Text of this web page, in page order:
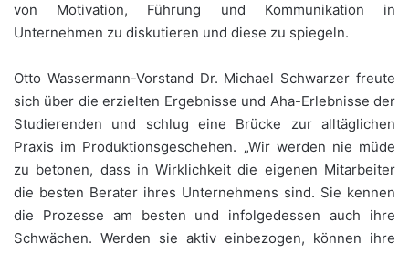
von Motivation, Führung und Kommunikation in
Unternehmen zu diskutieren und diese zu spiegeln.
Otto Wassermann-Vorstand Dr. Michael Schwarzer freute
sich über die erzielten Ergebnisse und Aha-Erlebnisse der
Studierenden und schlug eine Brücke zur alltäglichen
Praxis im Produktionsgeschehen. „Wir werden nie müde
zu betonen, dass in Wirklichkeit die eigenen Mitarbeiter
die besten Berater ihres Unternehmens sind. Sie kennen
die Prozesse am besten und infolgedessen auch ihre
Schwächen. Werden sie aktiv einbezogen, können ihre